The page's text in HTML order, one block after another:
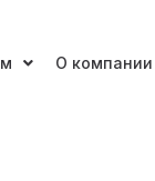
О компании